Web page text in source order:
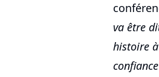
va être
histoire